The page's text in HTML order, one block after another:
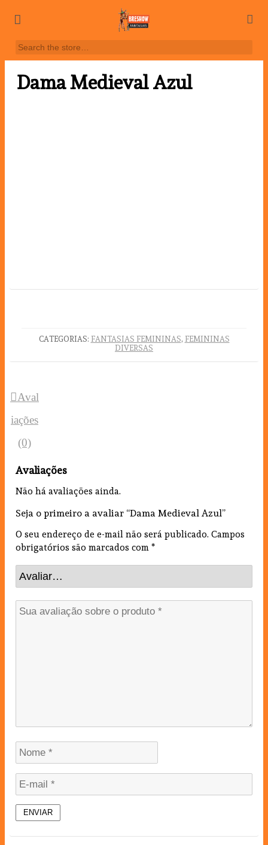
Dama Medieval Azul
CATEGORIAS: FANTASIAS FEMININAS, FEMININAS
DIVERSAS
Aval
iações
(0)
Avaliações
Não há avaliações ainda.
Seja o primeiro a avaliar “Dama Medieval Azul”
O seu endereço de e-mail não será publicado. Campos
obrigatórios são marcados com *